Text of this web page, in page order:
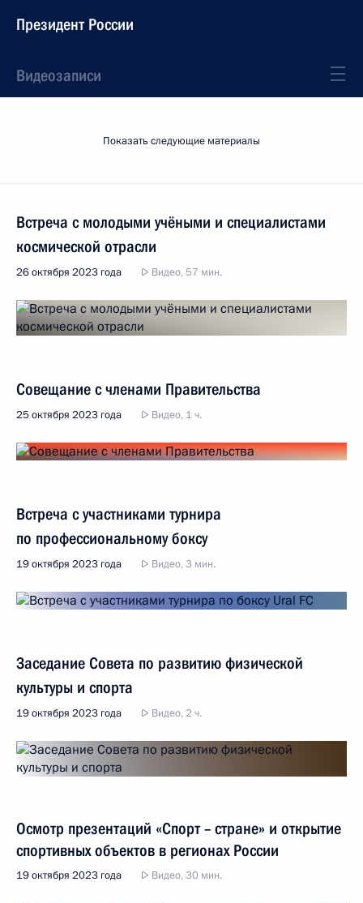
Президент России
Видеозаписи
Показать следующие материалы
Встреча с молодыми учёными и специалистами
космической отрасли
26 октября 2023 года Видео, 57 мин.
Совещание с членами Правительства
25 октября 2023 года Видео, 1 ч.
Встреча с участниками турнира
по профессиональному боксу
19 октября 2023 года Видео, 3 мин.
Заседание Совета по развитию физической
культуры и спорта
19 октября 2023 года Видео, 2 ч.
Осмотр презентаций «Спорт – стране» и открытие
спортивных объектов в регионах России
19 октября 2023 года Видео, 30 мин.